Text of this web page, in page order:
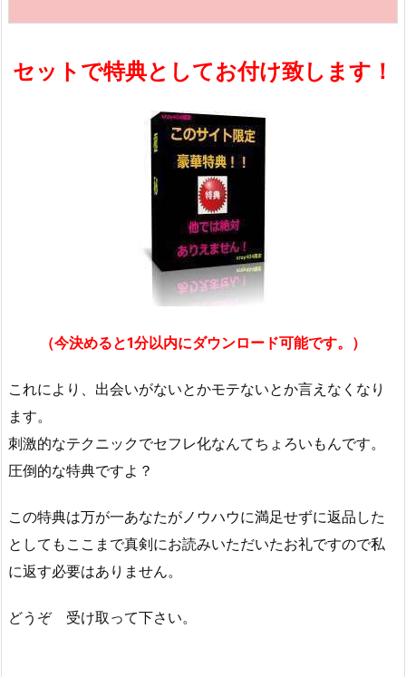
セットで特典としてお付け致します！
（今決めると1分以内にダウンロード可能です。）
これにより、出会いがないとかモテないとか言えなくなり
ます。
刺激的なテクニックでセフレ化なんてちょろいもんです。
圧倒的な特典ですよ？
この特典は万が一あなたがノウハウに満足せずに返品した
としてもここまで真剣にお読みいただいたお礼ですので私
に返す必要はありません。
どうぞ 受け取って下さい。